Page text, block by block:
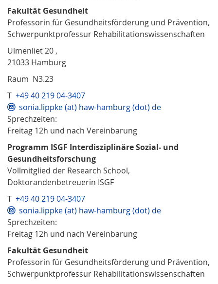
Fakultät Gesundheit
Professorin für Gesundheitsförderung und Prävention,
Schwerpunktprofessur Rehabilitationswissenschaften
Ulmenliet 20 ,
21033 Hamburg
Raum N3.23
T +49 40 219 04-3407
sonia.lippke (at) haw-hamburg (dot) de
Sprechzeiten:
Freitag 12h und nach Vereinbarung
Programm ISGF Interdisziplinäre Sozial- und
Gesundheitsforschung
Vollmitglied der Research School,
Doktorandenbetreuerin ISGF
T +49 40 219 04-3407
sonia.lippke (at) haw-hamburg (dot) de
Sprechzeiten:
Freitag 12h und nach Vereinbarung
Fakultät Gesundheit
Professorin für Gesundheitsförderung und Prävention,
Schwerpunktprofessur Rehabilitationswissenschaften